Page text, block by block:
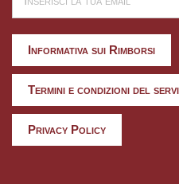
Informativa sui Rimborsi
Termini e condizioni del
Privacy Policy